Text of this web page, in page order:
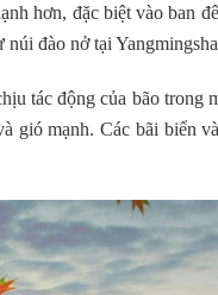
hơn, đặc biệt vào ban
đào nở tại
tác động của bão trong
gió mạnh. Các bãi biển